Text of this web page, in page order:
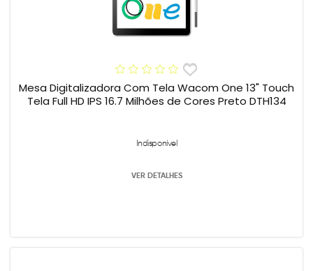
Mesa Digitalizadora Com Tela Wacom One 13" Touch
Tela Full HD IPS 16.7 Milhões de Cores Preto DTH134
Indisponível
VER DETALHES